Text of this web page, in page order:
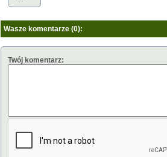
Wasze komentarze (0):
Twój komentarz: